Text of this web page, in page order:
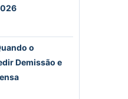
o
Demissão e